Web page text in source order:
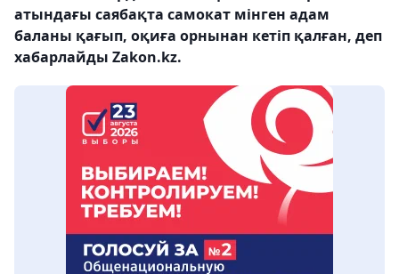
атындағы саябақта самокат мінген адам
баланы қағып, оқиға орнынан кетіп қалған, деп
хабарлайды Zakon.kz.